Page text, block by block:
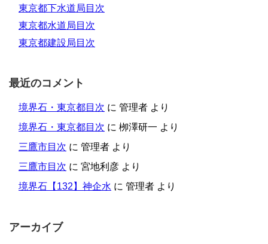
東京都下水道局目次
東京都水道局目次
東京都建設局目次
最近のコメント
境界石・東京都目次 に 管理者 より
境界石・東京都目次 に 栁澤研一 より
三鷹市目次 に 管理者 より
三鷹市目次 に 宮地利彦 より
境界石【132】神企水 に 管理者 より
アーカイブ